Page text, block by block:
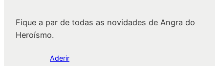
Fique a par de todas as novidades de Angra do
Heroísmo.
Aderir